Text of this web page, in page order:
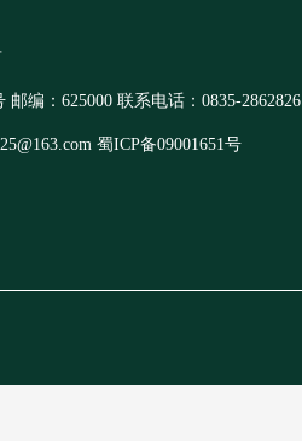
编：625000 联系电话：0835-2862826
蜀ICP备09001651号